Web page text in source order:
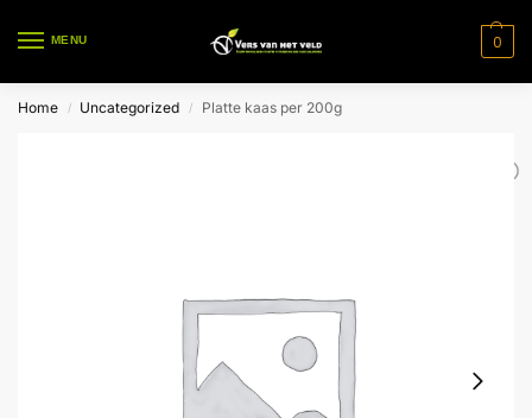
MENU 0
Home / Uncategorized / Platte kaas per 200g